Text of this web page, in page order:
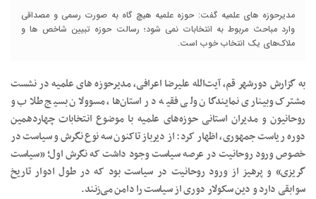
مدیرحوزه های علمیه گفت: حوزه علمیه هیچ گاه به صورت رسمی و مصداقی
وارد مباحث مربوط به انتخابات نمی شود؛ رسالت حوزه تبیین شاخص ها و
ملاک‌های یک انتخاب خوب است.
به گزارش دورشهر قم، آیت‌الله علیرضا اعرافی، مدیرحوزه های علمیه در نشست
مشترک وبیناری نمایندگان ولی فقیه در استان‌ها، مسوولان بسیج طلاب و
روحانیون و مدیران استانی حوزه‌های علمیه با موضوع انتخابات چهاردهمین
دوره ریاست جمهوری، اظهار کرد: از دیرباز تاکنون سه نوع نگرش و سیاست در
خصوص ورود روحانیت در عرصه سیاست وجود داشت که نگرش اول؛ «سیاست
گریزی» و پرهیز از ورود روحانیت در سیاست بود که در طول ادوار تاریخ
سوابقی دارد و دین سکولار دوری از سیاست را دامن می‌زنند.